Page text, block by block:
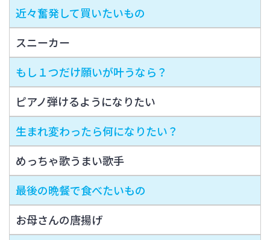
近々奮発して買いたいもの
スニーカー
もし１つだけ願いが叶うなら？
ピアノ弾けるようになりたい
生まれ変わったら何になりたい？
めっちゃ歌うまい歌手
最後の晩餐で食べたいもの
お母さんの唐揚げ